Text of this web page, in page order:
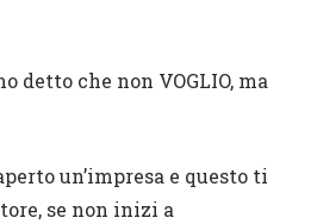
detto che non VOGLIO, ma
un’impresa e questo ti
se non inizi a